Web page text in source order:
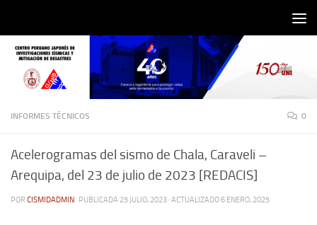
INFORMES TÉCNICOS 0
Acelerogramas del sismo de Chala, Caraveli –
Arequipa, del 23 de julio de 2023 [REDACIS]
POR CISMIDADMIN · PUBLICADA 25 JULIO, 2023 · ACTUALIZADO6 ENERO, 2025